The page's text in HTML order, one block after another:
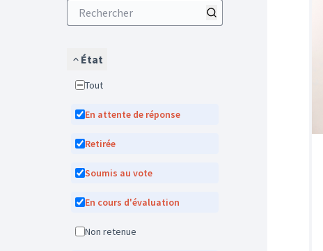
État
Tout
En attente de réponse
Retirée
Soumis au vote
En cours d'évaluation
Non retenue